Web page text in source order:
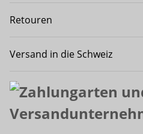
Retouren
Versand in die Schweiz